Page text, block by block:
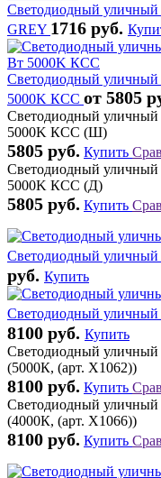
Светодиодный уличный
GREY 1716 руб.
Светодиодный
5000K КСС от 5805
Светодиодный
5000K КСС (Ш)
5805 руб. Купить
Светодиодный
5000K КСС (Д)
5805 руб. Купить
Светодиодный уличный
руб. Купить
Светодиодный
8100 руб. Купить
Светодиодный
(5000К, (арт. X1062))
8100 руб. Купить
Светодиодный
(4000К, (арт. X1066))
8100 руб. Купить